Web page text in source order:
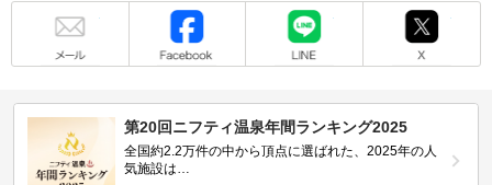
第20回ニフティ温泉年間ランキング2025
全国約2.2万件の中から頂点に選ばれた、2025年の人
気施設は…